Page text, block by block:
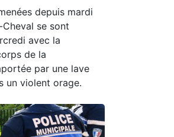
depuis mardi
se sont
avec la
de la
par une lave
un violent orage.